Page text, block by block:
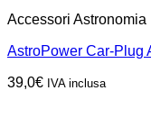
Accessori Astronomia
AstroPower Car-Plug
39,0€ IVA inclusa